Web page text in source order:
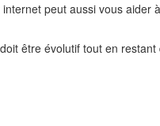
peut aussi vous aider
être évolutif tout en